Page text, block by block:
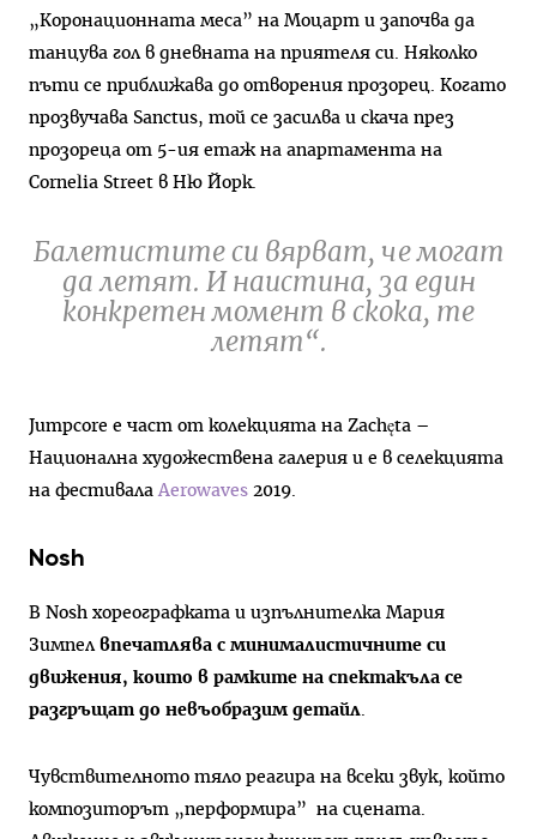
„Коронационната меса” на Моцарт и започва да
танцува гол в дневната на приятеля си. Няколко
пъти се приближава до отворения прозорец. Когато
прозвучава Sanctus, той се засилва и скача през
прозореца от 5-ия етаж на апартамента на
Cornelia Street в Ню Йорк.
Балетистите си вярват, че могат
да летят. И наистина, за един
конкретен момент в скока, те
летят“.
Jumpcore е част от колекцията на Zachęta –
Национална художествена галерия и е в селекцията
на фестивалаAerowaves 2019.
Nosh
В Nosh хореографката и изпълнителка Мария
Зимпел впечатлява с минималистичните си
движения, които в рамките на спектакъла се
разгръщат до невъобразим детайл
Чувствителното тяло реагира на всеки звук, който
композиторът „перформира” на сцената.